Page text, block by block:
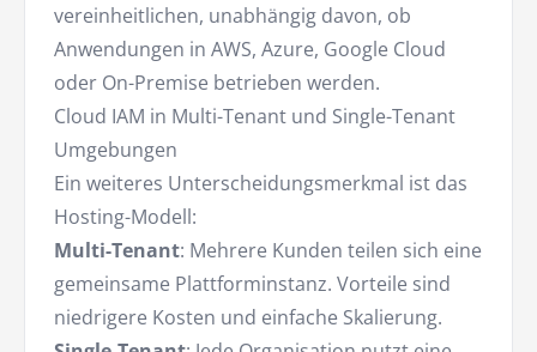
vereinheitlichen, unabhängig davon, ob
Anwendungen in AWS, Azure, Google Cloud
oder On-Premise betrieben werden.
Cloud IAM in Multi-Tenant und Single-Tenant
Umgebungen
Ein weiteres Unterscheidungsmerkmal ist das
Hosting-Modell:
Multi-Tenant: Mehrere Kunden teilen sich eine
gemeinsame Plattforminstanz. Vorteile sind
niedrigere Kosten und einfache Skalierung.